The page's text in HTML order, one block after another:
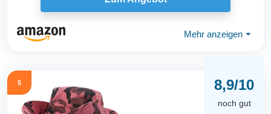
Mehr anzeigen ⏷
5 8,9/10
noch gut